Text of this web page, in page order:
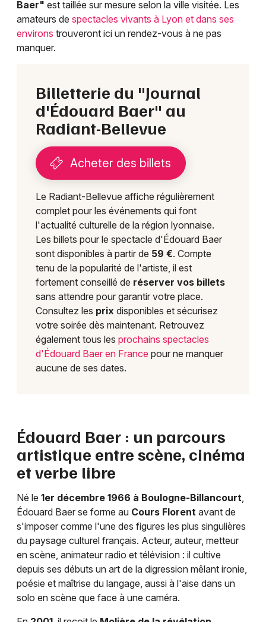
Baer" est taillée sur mesure selon la ville visitée. Les
amateurs de spectacles vivants à Lyon et dans ses
environs trouveront ici un rendez-vous à ne pas
manquer.
Billetterie du "Journal
d'Édouard Baer" au
Radiant-Bellevue
Acheter des billets
Le Radiant-Bellevue affiche régulièrement
complet pour les événements qui font
l'actualité culturelle de la région lyonnaise.
Les billets pour le spectacle d'Édouard Baer
sont disponibles à partir de 59 €. Compte
tenu de la popularité de l'artiste, il est
fortement conseillé de réserver vos billets
sans attendre pour garantir votre place.
Consultez les prix disponibles et sécurisez
votre soirée dès maintenant. Retrouvez
également tous les prochains spectacles
d'Édouard Baer en France pour ne manquer
aucune de ses dates.
Édouard Baer : un parcours
artistique entre scène, cinéma
et verbe libre
Né le 1er décembre 1966 à Boulogne-Billancourt,
Édouard Baer se forme au Cours Florent avant de
s'imposer comme l'une des figures les plus singulières
du paysage culturel français. Acteur, auteur, metteur
en scène, animateur radio et télévision : il cultive
depuis ses débuts un art de la digression mêlant ironie,
poésie et maîtrise du langage, aussi à l'aise dans un
solo en scène que face à une caméra.